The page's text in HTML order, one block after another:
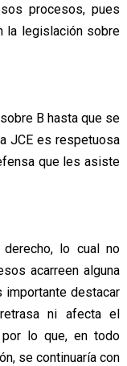
procesos, pues
la legislación sobre
B hasta que se
JCE es respetuosa
que les asiste
lo cual no
acarreen alguna
importante destacar
ni afecta el
por lo que, en todo
se continuaría con